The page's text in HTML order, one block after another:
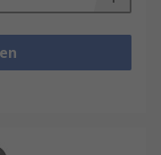
och
där RF-